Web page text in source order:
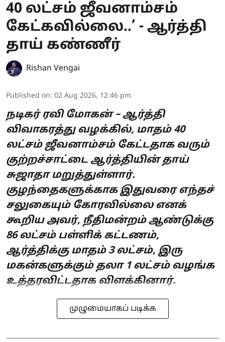
40 லட்சம் ஜீவனாம்சம்
கேட்கவில்லை..’ - ஆர்த்தி
தாய் கண்ணீர்
Rishan Vengai
Published on: 02 Aug 2026, 12:46 pm
நடிகர் ரவி மோகன் – ஆர்த்தி
விவாகரத்து வழக்கில், மாதம் 40
லட்சம் ஜீவனாம்சம் கேட்டதாக வரும்
குற்றச்சாட்டை ஆர்த்தியின் தாய்
சுஜாதா மறுத்துள்ளார்.
குழந்தைகளுக்காக இதுவரை எந்தச்
சலுகையும் கோரவில்லை எனக்
கூறிய அவர், நீதிமன்றம் ஆண்டுக்கு
86 லட்சம் பள்ளிக் கட்டணம்,
ஆர்த்திக்கு மாதம் 3 லட்சம், இரு
மகன்களுக்கும் தலா 1 லட்சம் வழங்க
உத்தரவிட்டதாக விளக்கினார்.
முழுமையாகப் படிக்க